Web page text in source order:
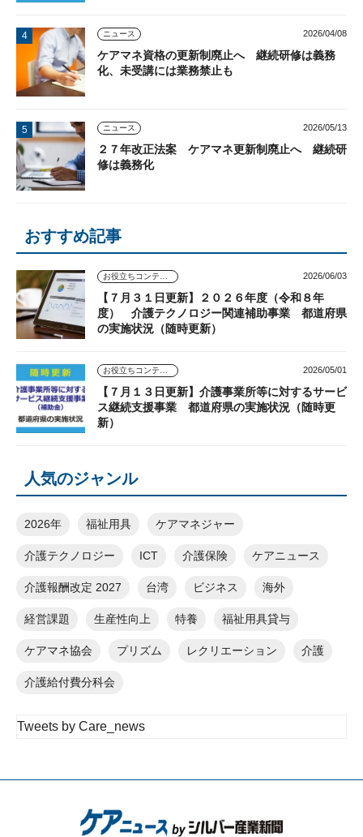
ニュース 2026/04/08
ケアマネ資格の更新制廃止へ 継続研修は義務
化、未受講には業務禁止も
ニュース 2026/05/13
２７年改正法案 ケアマネ更新制廃止へ 継続研
修は義務化
おすすめ記事
2026/06/03
【７月３１日更新】２０２６年度（令和８年
度） 介護テクノロジー関連補助事業 都道府県
の実施状況（随時更新）
2026/05/01
【７月１３日更新】介護事業所等に対するサービ
ス継続支援事業 都道府県の実施状況（随時更
新）
人気のジャンル
2026年 福祉用具 ケアマネジャー
介護テクノロジー ICT 介護保険 ケアニュース
介護報酬改定 2027 台湾 ビジネス 海外
経営課題 生産性向上 特養 福祉用具貸与
ケアマネ協会 プリズム レクリエーション 介護
介護給付費分科会
Tweets by Care_news